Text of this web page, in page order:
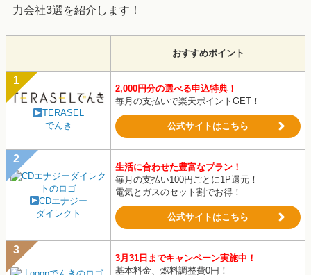
力会社3選を紹介します！
おすすめポイント
TERASEL
でんき
2,000円分の選べる申込特典！
毎月の支払いで楽天ポイントGET！
公式サイトはこちら
CDエナジー
ダイレクト
生活に合わせた豊富なプラン！
毎月の支払い100円ごとに1P還元！
電気とガスのセット割でお得！
公式サイトはこちら
3月31日までキャンペーン実施中！
基本料金、燃料調整費0円！